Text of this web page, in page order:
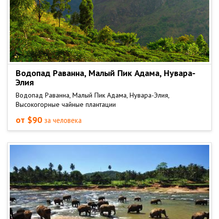
Водопад Раванна, Малый Пик Адама, Нувара-
Элия
Водопад Раванна, Малый Пик Адама, Нувара-Элия,
Высокогорные чайные плантации
от $90 за человека